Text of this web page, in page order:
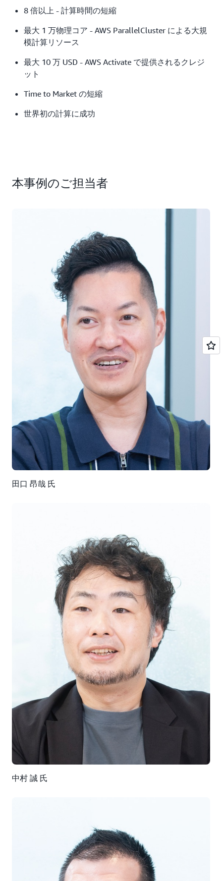
ています。「核融合炉を構成する機器の発熱量やトリチ
ウム生産量などを評価し、全体設計にフィードバックし
ています。今後も炉停止後の放射化量評価など安全設
計・安全評価を実施していく予定です」と語ります。
金田氏もほぼ毎日、核融合炉用プラズマ加熱装置（ジャ
イロトロン）の設計に向けてG5 インスタンスを活用し
たシミュレーションを実施。「ジャイロトロンの量産化
ら分析しています」と語ります。AWS ParallelCluster
もなくなり、材料を変えながら計算を繰り返すパラメー
タサーベイが容易になりました」（中村氏）同様に、金
境で 10 時間かかっていた計算が 2 時間程度になるな
「AWS の HPC 環境での計算時間の短縮は、いかに早く
成果を出すかが問われるスタートアップにとって大きな
意味を持ちます。また、AWS Activate に参加し、世界
最大級の核融合スタートアップである CFS 社と同水準
の AWS 計算機環境を確保できたことも市場へのアピー
ルにつながりました」（田口氏）
AWS の活用で、世界で初めて 3 次元性の強いヘリカル
式核融合炉における中性子輸送計算と可視化に成功する
など画期的な成果も生まれています。同社は今後も
2034年の核融合炉初号機の運転開始に向けて、炉の構
造や材料の決定、発電量の評価、安全設計と安全評価の
シミュレーションを繰り返していく予定です。また、核
融合炉心プラズマのシミュレーションにも AWS の活用
を検討中で、高い期待を寄せています。
「2024 年 6 月に核融合科学研究所が、大型ヘリカル装
置の実験データを 2 ペタバイトのオープンデータとし
て AWS 上に公開しました。そのデータと連携した炉心
プラズマ設計も AWS 上で行えたらと考えています。最
新のインスタンスに柔軟に切り替えられるのが AWS の
魅力ですので、今後も高性能なインスタンスの発表を期
8 倍以上 - 計算時間の短縮
最大 1 万物理コア - AWS ParallelCluster による大規
模計算リソース
最大 10 万 USD - AWS Activate で提供されるクレジ
ット
Time to Market の短縮
世界初の計算に成功
本事例のご担当者
田口 昂哉 氏
中村 誠 氏